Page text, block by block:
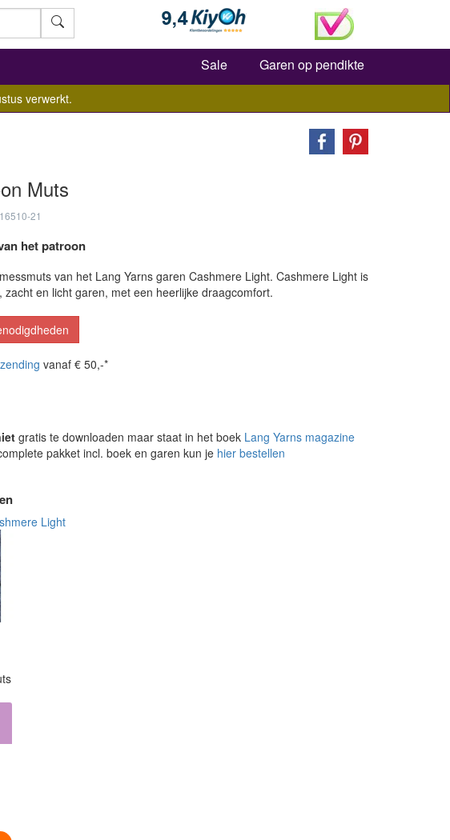
Zoeken
Sale Garen op pendikte
verwerkt.
Muts
21
het patroon
van het Lang Yarns garen Cashmere Light. Cashmere Light is
zacht en licht garen, met een heerlijke draagcomfort.
vanaf € 50,-*
gratis te downloaden maar staat in het boek Lang Yarns magazine
pakket incl. boek en garen kun je hier bestellen
Light